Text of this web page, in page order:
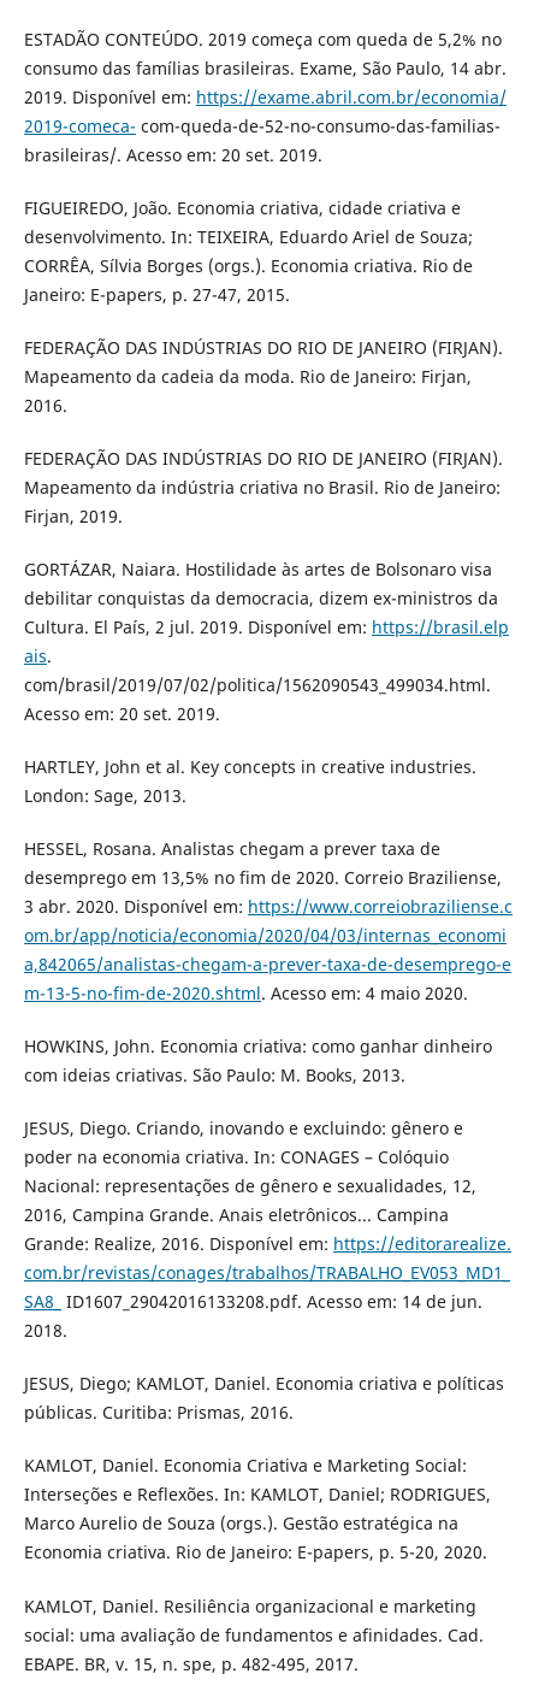
ESTADÃO CONTEÚDO. 2019 começa com queda de 5,2% no
consumo das famílias brasileiras. Exame, São Paulo, 14 abr.
2019. Disponível em: https://exame.abril.com.br/economia/
2019-comeca- com-queda-de-52-no-consumo-das-familias-
brasileiras/. Acesso em: 20 set. 2019.
FIGUEIREDO, João. Economia criativa, cidade criativa e
desenvolvimento. In: TEIXEIRA, Eduardo Ariel de Souza;
CORRÊA, Sílvia Borges (orgs.). Economia criativa. Rio de
Janeiro: E-papers, p. 27-47, 2015.
FEDERAÇÃO DAS INDÚSTRIAS DO RIO DE JANEIRO (FIRJAN).
Mapeamento da cadeia da moda. Rio de Janeiro: Firjan,
2016.
FEDERAÇÃO DAS INDÚSTRIAS DO RIO DE JANEIRO (FIRJAN).
Mapeamento da indústria criativa no Brasil. Rio de Janeiro:
Firjan, 2019.
GORTÁZAR, Naiara. Hostilidade às artes de Bolsonaro visa
debilitar conquistas da democracia, dizem ex-ministros da
Cultura. El País, 2 jul. 2019. Disponível em: https://brasil.elp
ais.
com/brasil/2019/07/02/politica/1562090543_499034.html.
Acesso em: 20 set. 2019.
HARTLEY, John et al. Key concepts in creative industries.
London: Sage, 2013.
HESSEL, Rosana. Analistas chegam a prever taxa de
desemprego em 13,5% no fim de 2020. Correio Braziliense,
3 abr. 2020. Disponível em: https://www.correiobraziliense.c
om.br/app/noticia/economia/2020/04/03/internas_economi
a,842065/analistas-chegam-a-prever-taxa-de-desemprego-e
m-13-5-no-fim-de-2020.shtml. Acesso em: 4 maio 2020.
HOWKINS, John. Economia criativa: como ganhar dinheiro
com ideias criativas. São Paulo: M. Books, 2013.
JESUS, Diego. Criando, inovando e excluindo: gênero e
poder na economia criativa. In: CONAGES – Colóquio
Nacional: representações de gênero e sexualidades, 12,
2016, Campina Grande. Anais eletrônicos... Campina
Grande: Realize, 2016. Disponível em: https://editorarealize.
com.br/revistas/conages/trabalhos/TRABALHO_EV053_MD1_
SA8_ ID1607_29042016133208.pdf. Acesso em: 14 de jun.
2018.
JESUS, Diego; KAMLOT, Daniel. Economia criativa e políticas
públicas. Curitiba: Prismas, 2016.
KAMLOT, Daniel. Economia Criativa e Marketing Social:
Interseções e Reflexões. In: KAMLOT, Daniel; RODRIGUES,
Marco Aurelio de Souza (orgs.). Gestão estratégica na
Economia criativa. Rio de Janeiro: E-papers, p. 5-20, 2020.
KAMLOT, Daniel. Resiliência organizacional e marketing
social: uma avaliação de fundamentos e afinidades. Cad.
EBAPE. BR, v. 15, n. spe, p. 482-495, 2017.